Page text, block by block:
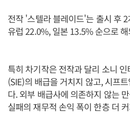
전작 '스텔라 블레이드'는 출시 후
유럽 22.0%, 일본 13.5% 순으로
특히 차기작은 전작과 달리 소니
(SIE)의 배급을 거치지 않고, 시프
다. 외부 배급사에 의존하지 않는
실패의 재무적 손익 폭이 한층 더